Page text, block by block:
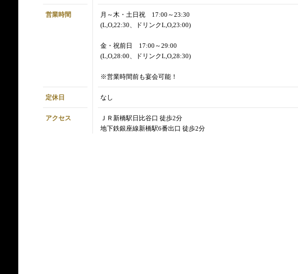
営業時間
月～木・土日祝 17:00～23:30
(L,O,22:30、ドリンクL,O,23:00)
金・祝前日 17:00～29:00
(L,O,28:00、ドリンクL,O,28:30)
※営業時間前も宴会可能！
定休日 なし
アクセス
ＪＲ新橋駅日比谷口 徒歩2分
地下鉄銀座線新橋駅6番出口 徒歩2分